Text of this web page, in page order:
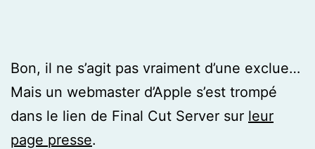
Bon, il ne s’agit pas vraiment d’une exclue…
Mais un webmaster d’Apple s’est trompé
dans le lien de Final Cut Server sur leur
page presse.